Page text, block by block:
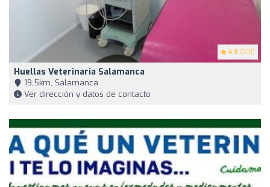
4.9 (201)
Huellas Veterinaria Salamanca
19,5km, Salamanca
Ver dirección y datos de contacto